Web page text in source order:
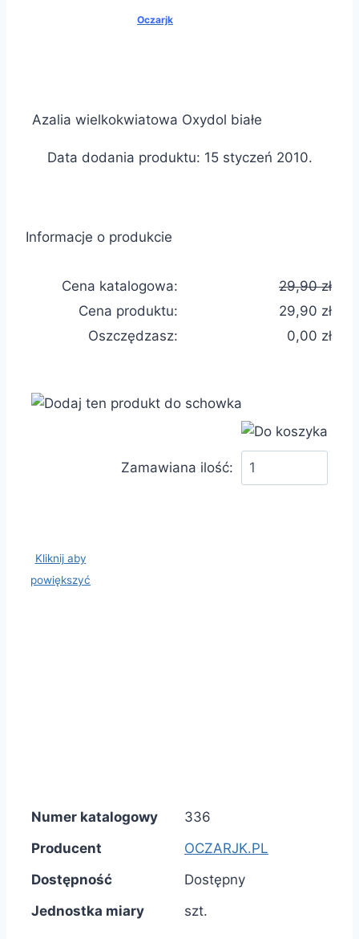
Oczarjk
Azalia wielkokwiatowa Oxydol białe
Data dodania produktu: 15 styczeń 2010.
Informacje o produkcie
Cena katalogowa:
29,90 zł
Cena produktu:
29,90 zł
Oszczędzasz:
0,00 zł
Zamawiana ilość:
Kliknij aby
powiększyć
Numer katalogowy
336
Producent
OCZARJK.PL
Dostępność
Dostępny
Jednostka miary
szt.